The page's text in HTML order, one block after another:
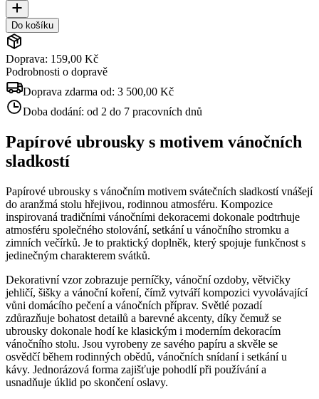
Do košíku
Doprava: 159,00 Kč
Podrobnosti o dopravě
Doprava zdarma od: 3 500,00 Kč
Doba dodání: od 2 do 7 pracovních dnů
Papírové ubrousky s motivem vánočních
sladkostí
Papírové ubrousky s vánočním motivem svátečních sladkostí vnášejí
do aranžmá stolu hřejivou, rodinnou atmosféru. Kompozice
inspirovaná tradičními vánočními dekoracemi dokonale podtrhuje
atmosféru společného stolování, setkání u vánočního stromku a
zimních večírků. Je to praktický doplněk, který spojuje funkčnost s
jedinečným charakterem svátků.
Dekorativní vzor zobrazuje perníčky, vánoční ozdoby, větvičky
jehličí, šišky a vánoční koření, čímž vytváří kompozici vyvolávající
vůni domácího pečení a vánočních příprav. Světlé pozadí
zdůrazňuje bohatost detailů a barevné akcenty, díky čemuž se
ubrousky dokonale hodí ke klasickým i moderním dekoracím
vánočního stolu. Jsou vyrobeny ze savého papíru a skvěle se
osvědčí během rodinných obědů, vánočních snídaní i setkání u
kávy. Jednorázová forma zajišťuje pohodlí při používání a
usnadňuje úklid po skončení oslavy.